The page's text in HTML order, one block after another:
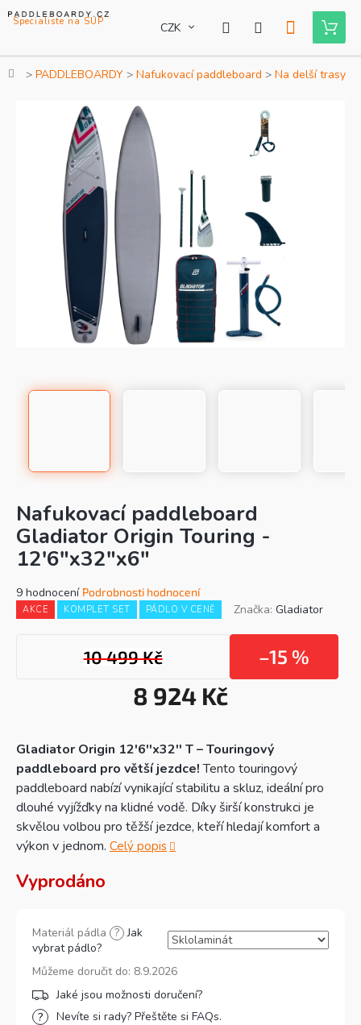
na
CZK
Nákupní
košík
Domů
PADDLEBOARDY Nafukovací paddleboard Na delší trasy
Nafukovací paddleboard
Gladiator Origin Touring -
12'6"x32"x6"
AKCE KOMPLET SET PÁDLO V CENĚ
Průměrné
hodnocení
produktu
9 hodnocení Podrobnosti hodnocení
Značka: Gladiator
10 499 Kč –15 %
8 924 Kč
Vyprodáno
Materiál pádla ? Jak
vybrat pádlo?
Můžeme doručit do: 8.9.2026
Nevíte si rady? Přeštěte si FAQs.
Gladiator Origin 12'6''x32'' T – Touringový
paddleboard pro větší jezdce!Tento touringový
paddleboard nabízí vynikající stabilitu a skluz, ideální pro
dlouhé vyjížďky na klidné vodě. Díky širší konstrukci je
skvělou volbou pro těžší jezdce, kteří hledají komfort a
výkon v jednom. Celý popis